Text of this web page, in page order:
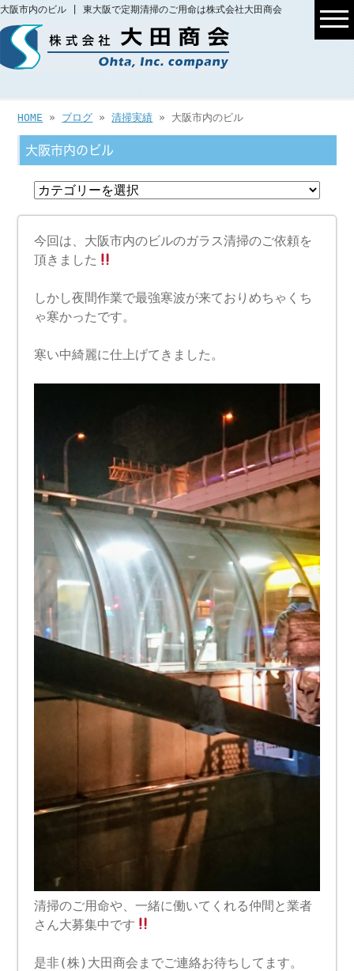
大阪市内のビル | 東大阪で定期清掃のご用命は株式会社大田商会
HOME » ブログ »清掃実績 » 大阪市内のビル
大阪市内のビル
今回は、大阪市内のビルのガラス清掃のご依頼を
頂きました
しかし夜間作業で最強寒波が来ておりめちゃくち
ゃ寒かったです。
寒い中綺麗に仕上げてきました。
清掃のご用命や、一緒に働いてくれる仲間と業者
さん大募集中です
是非(株)大田商会までご連絡お待ちしてます。